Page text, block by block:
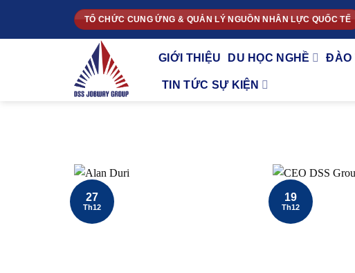
nội
TỔ CHỨC CUNG ỨNG & QUẢN LÝ NGUỒN NHÂN LỰC QUỐC TẾ
GIỚI THIỆU DU HỌC NGHỀ ĐÀO
TIN TỨC SỰ KIỆN
27
Th12
19
Th12